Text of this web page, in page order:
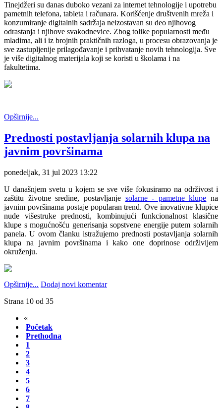
Tinejdžeri su danas duboko vezani za internet tehnologije i upotrebu
pametnih telefona, tableta i računara. Korišćenje društvenih mreža i
konzumiranje digitalnih sadržaja neizostavan su deo njihovog
odrastanja i njihove svakodnevice. Zbog tolike popularnosti među
mladima, ali i iz brojnih praktičnih razloga, u procesu obrazovanja je
sve zastupljenije prilagođavanje i prihvatanje novih tehnologija. Sve
je više digitalnog materijala koji se koristi u školama i na
fakultetima.
Opširnije...
Prednosti postavljanja solarnih klupa na
javnim površinama
ponedeljak, 31 jul 2023 13:22
U današnjem svetu u kojem se sve više fokusiramo na održivost i
zaštitu životne sredine, postavljanje solarne - pametne klupe na
javnim površinama postaje popularan trend. Ove inovativne klupice
nude višestruke prednosti, kombinujući funkcionalnost klasične
klupe s mogućnošću generisanja sopstvene energije putem solarnih
panela. U ovom članku istražujemo prednosti postavljanja solarnih
klupa na javnim površinama i kako one doprinose održivijem
okruženju.
Opširnije... Dodaj novi komentar
Strana 10 od 35
«
Početak
Prethodna
1
2
3
4
5
6
7